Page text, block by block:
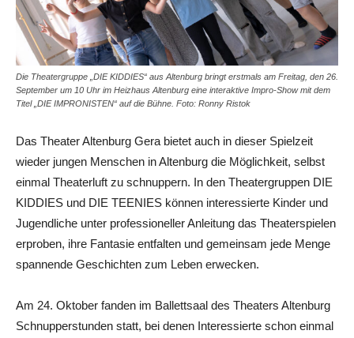
Die Theatergruppe „DIE KIDDIES“ aus Altenburg bringt erstmals am Freitag, den 26.
September um 10 Uhr im Heizhaus Altenburg eine interaktive Impro-Show mit dem
Titel „DIE IMPRONISTEN“ auf die Bühne. Foto: Ronny Ristok
Das Theater Altenburg Gera bietet auch in dieser Spielzeit
wieder jungen Menschen in Altenburg die Möglichkeit, selbst
einmal Theaterluft zu schnuppern. In den Theatergruppen DIE
KIDDIES und DIE TEENIES können interessierte Kinder und
Jugendliche unter professioneller Anleitung das Theaterspielen
erproben, ihre Fantasie entfalten und gemeinsam jede Menge
spannende Geschichten zum Leben erwecken.
Am 24. Oktober fanden im Ballettsaal des Theaters Altenburg
Schnupperstunden statt, bei denen Interessierte schon einmal